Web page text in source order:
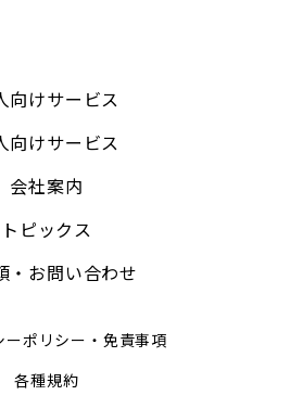
向けサービス
向けサービス
会社案内
トピックス
・お問い合わせ
ーポリシー・免責事項
各種規約